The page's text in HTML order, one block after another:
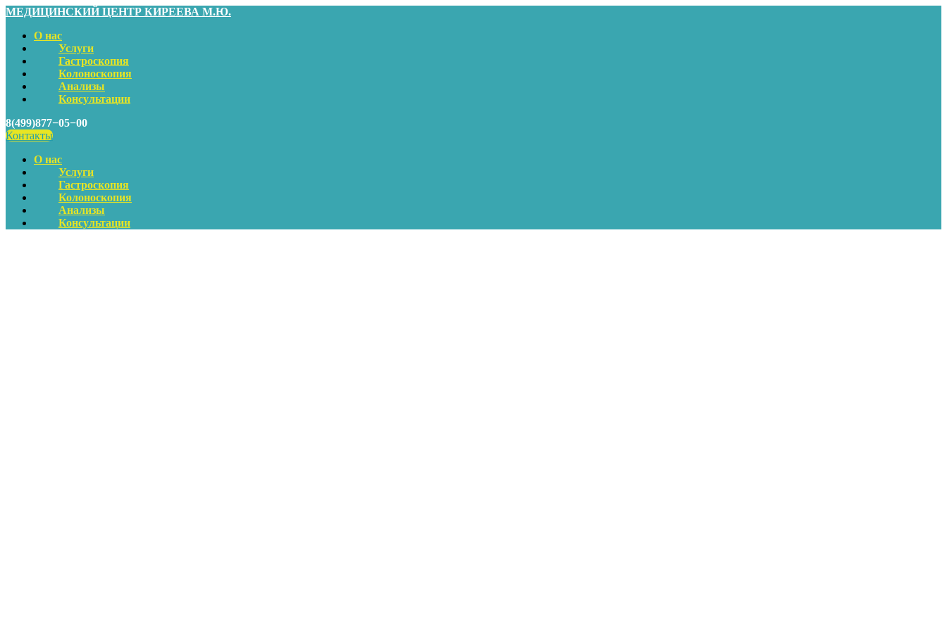
МЕДИЦИНСКИЙ ЦЕНТР КИРЕЕВА М.Ю.
О нас
Услуги
Гастроскопия
Колоноскопия
Анализы
Консультации
8(499)877−05−00
Контакты
О нас
Услуги
Гастроскопия
Колоноскопия
Анализы
Консультации